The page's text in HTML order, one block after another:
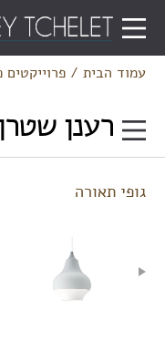
עמוד הבית/ פרוייקטים
רענן
גופי תאורה